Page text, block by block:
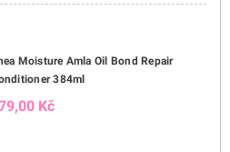
Moisture Amla Oil Bond Repair
384ml
Kč